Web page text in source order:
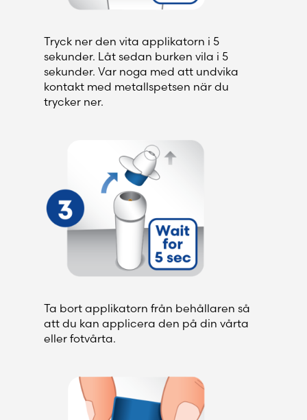
Tryck ner den vita applikatorn i 5
sekunder. Låt sedan burken vila i 5
sekunder. Var noga med att undvika
kontakt med metallspetsen när du
trycker ner.
Ta bort applikatorn från behållaren så
att du kan applicera den på din vårta
eller fotvårta.